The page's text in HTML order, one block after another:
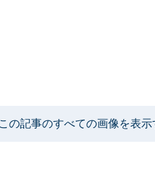
この記事のすべての画像を表示